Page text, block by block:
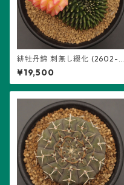
緋牡丹錦 刺無し綴化 (2602-H
B01)：ギムノカリキウム属 ※
実生
¥19,500